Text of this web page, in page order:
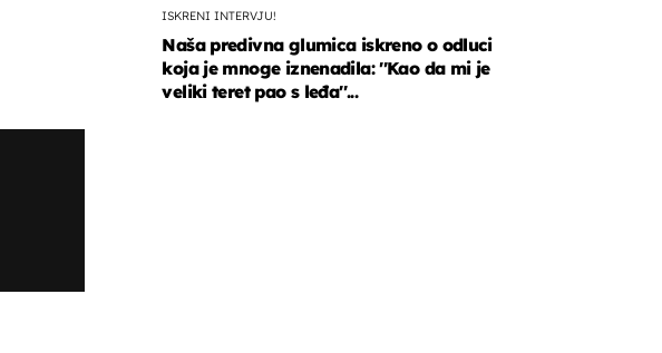
ISKRENI INTERVJU!
Naša predivna glumica iskreno o odluci
koja je mnoge iznenadila: ''Kao da mi je
veliki teret pao s leđa''...